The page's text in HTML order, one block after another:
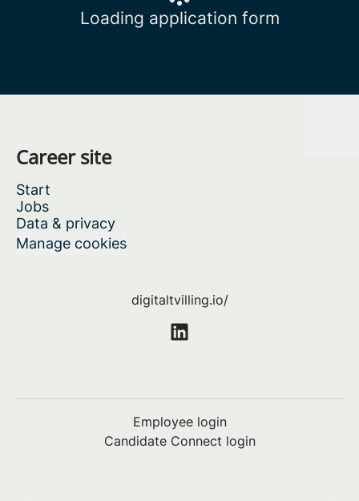
Loading application form
Career site
Start
Jobs
Data & privacy
Manage cookies
digitaltvilling.io/
Employee login
Candidate Connect login